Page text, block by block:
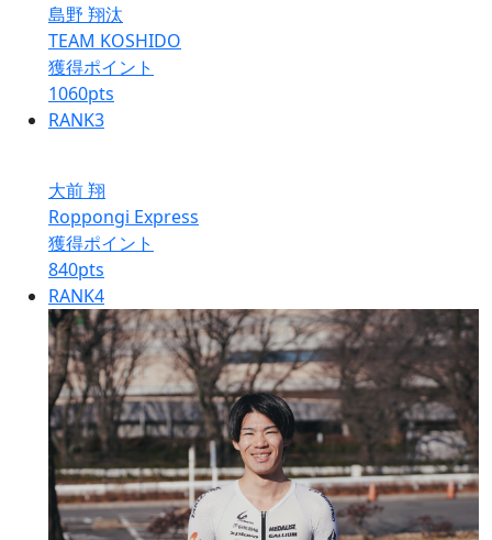
島野 翔汰
TEAM KOSHIDO
獲得ポイント
1060pts
RANK3
大前 翔
Roppongi Express
獲得ポイント
840pts
RANK4